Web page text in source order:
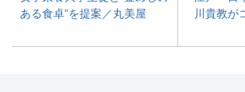
ある食卓”を提案／丸美屋
川貴教が